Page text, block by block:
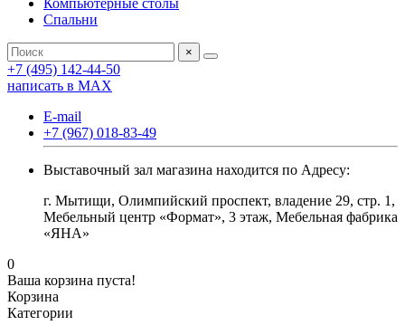
Компьютерные столы
Спальни
×
+7 (495) 142-44-50
написать в МАХ
E-mail
+7 (967) 018-83-49
Выставочный зал магазина находится по Адресу:
г. Мытищи, Олимпийский проспект, владение 29, стр. 1,
Мебельный центр «Формат», 3 этаж, Мебельная фабрика
«ЯНА»
0
Ваша корзина пуста!
Корзина
Категории